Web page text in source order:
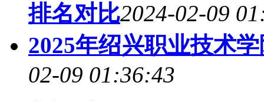
排名对比2024-02-09
2025年绍兴职业技术
02-09 01:36:43